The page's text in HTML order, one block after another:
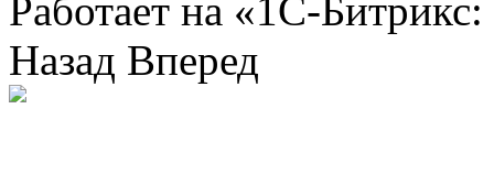
Работает на «1С-
Назад Вперед